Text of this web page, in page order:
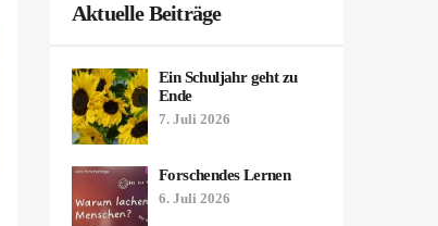
Aktuelle Beiträge
Ein Schuljahr geht zu
Ende
7. Juli 2026
Forschendes Lernen
6. Juli 2026